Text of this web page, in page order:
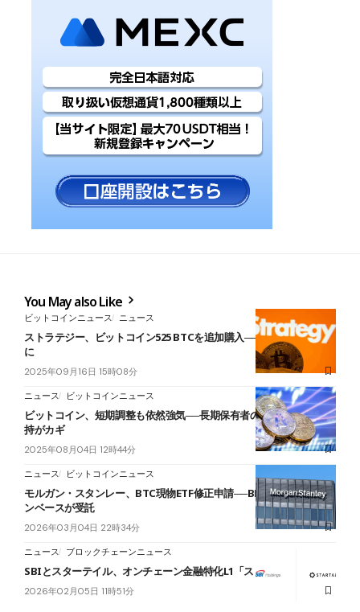
You May also Like
ビットコインニュース ニュース
ストラテジー、ビットコイン525 BTCを追加購入──含み益3.8兆円超
に
2025年09月16日 15時08分
ニュース ビットコインニュース
ビットコイン、短期調整も依然強気──長期保有者の需要と収益圏維
持がカギ
2025年08月04日 12時44分
ニュース ビットコインニュース
モルガン・スタンレー、BTC現物ETF修正申請──BNYメロンとコイ
ンベースが受託
2026年03月04日 22時34分
ニュース ブロックチェーンニュース
SBIとスターテイル、オンチェーン金融特化L1「ストリウム」発表
2026年02月05日 11時51分